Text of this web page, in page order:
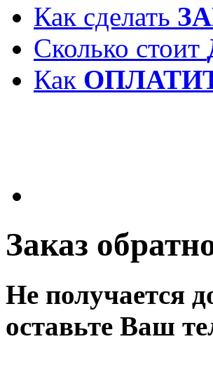
Как сделать
Сколько стоит
Как
Заказ
Не получается
оставьте Ваш